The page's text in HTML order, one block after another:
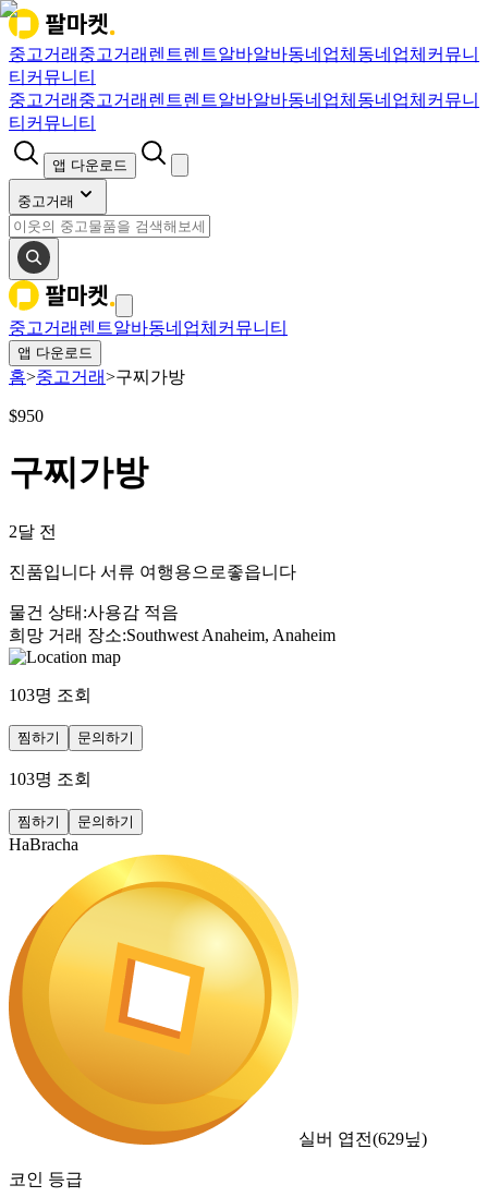
중고거래 중고거래 렌트렌트알바알바동네업체 동네업체 커뮤니
티 커뮤니티
중고거래 중고거래 렌트렌트알바알바동네업체 동네업체 커뮤니
티 커뮤니티
앱 다운로드
중고거래
중고거래 렌트알바동네업체 커뮤니티
앱 다운로드
홈>중고거래>구찌가방
$950
구찌가방
2달 전
진품입니다 서류 여행용으로좋읍니다
물건 상태 :사용감 적음
희망 거래 장소:Southwest Anaheim, Anaheim
103명 조회
찜하기 문의하기
103명 조회
찜하기 문의하기
HaBracha
실버 엽전(629닢)
코인 등급